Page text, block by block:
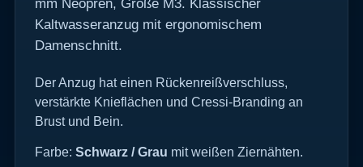
mm Neopren, Größe M3. Klassischer
Kaltwasseranzug mit ergonomischem
Damenschnitt.
Der Anzug hat einen Rückenreißverschluss,
verstärkte Knieflächen und Cressi‑Branding an
Brust und Bein.
Farbe: Schwarz / Grau mit weißen Ziernähten.